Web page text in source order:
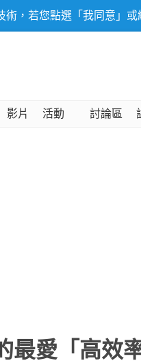
，若您點選「我同意」
影片 活動 討論區
最愛「高效